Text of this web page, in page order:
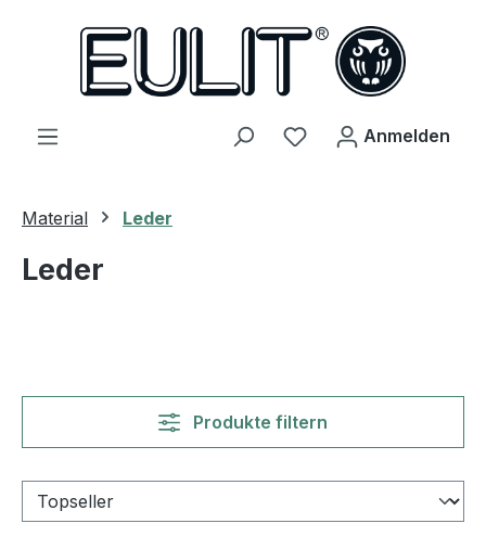
springen
Du hast 0 Produkte
Anmelden
Material Leder
Leder
Produkte filtern